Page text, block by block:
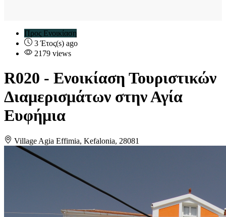
Προς Ενοικίαση
3 Έτος(s) ago
2179 views
R020 - Ενοικίαση Τουριστικών
Διαμερισμάτων στην Αγία
Ευφήμια
Village Agia Effimia, Kefalonia, 28081